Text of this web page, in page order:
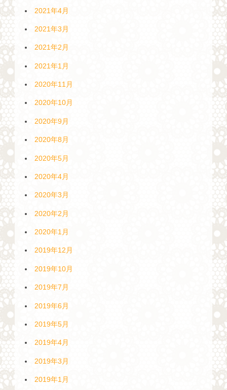
2021年4月
2021年3月
2021年2月
2021年1月
2020年11月
2020年10月
2020年9月
2020年8月
2020年5月
2020年4月
2020年3月
2020年2月
2020年1月
2019年12月
2019年10月
2019年7月
2019年6月
2019年5月
2019年4月
2019年3月
2019年1月